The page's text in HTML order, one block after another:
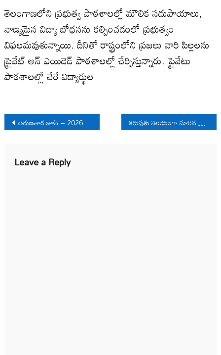
తెలంగాణలోని ప్రభుత్వ పాఠశాలల్లో మౌలిక సదుపాయాలు,
నాణ్యమైన విద్యా బోధనను కల్పించడంలో ప్రభుత్వం
విఫలమవుతున్నాయి. దీనితో రాష్ట్రంలోని ప్రజలు వారి పిల్లలను
ప్రైవేట్ అన్ ఎయిడెడ్ పాఠశాలల్లో చేర్పిస్తున్నారు. ప్రైవేటు
పాఠశాలల్లో చేరే విద్యార్థుల
Post
navigation
అరుణతార జూన్ – 2026 కరువుకు నిలయంగా మారిన ఉమ్మడి అనంతపురం జిల్లా
Leave a Reply